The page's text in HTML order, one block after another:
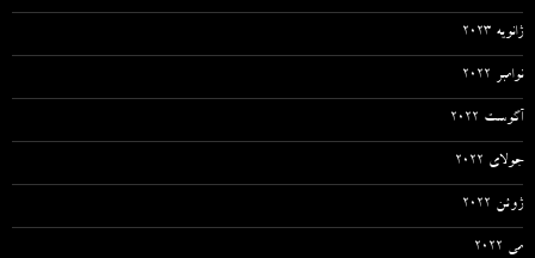
ژانویه 2023
نوامبر 2022
آگوست 2022
جولای 2022
ژوئن 2022
می 2022